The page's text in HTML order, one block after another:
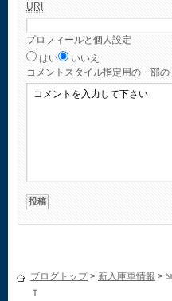
URI
プロフィールと個人設定
はい
いいえ
コメント スタイル指定用の一部の
ブログトップ> 新入庫車情報 >
Ｔ